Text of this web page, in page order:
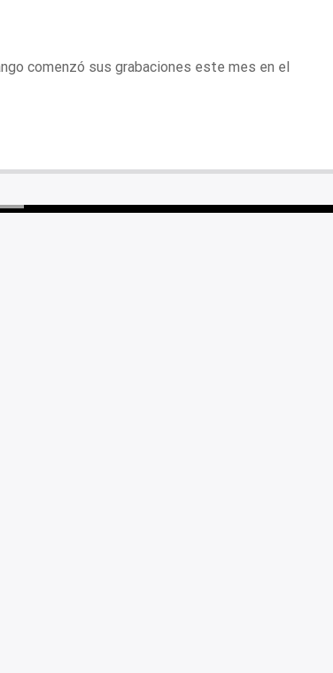
comenzó sus grabaciones este mes en el